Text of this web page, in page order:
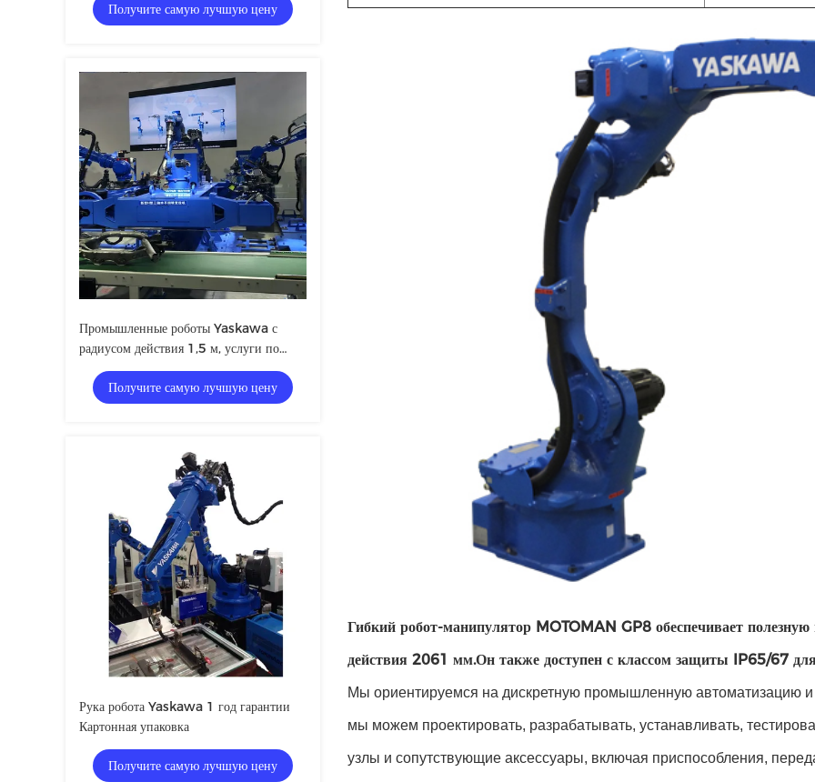
компонентов
Получите самую лучшую цену
Промышленные роботы Yaskawa с
радиусом действия 1,5 м, услуги по
вводу в эксплуатацию и обучению
Получите самую лучшую цену
Рука робота Yaskawa 1 год гарантии
Картонная упаковка
Получите самую лучшую цену
Гибкий робот-манипулятор MOTOMAN GP8 обеспечивает
действия 2061 мм.Он также доступен с классом защиты IP65/67
Мы ориентируемся на дискретную промышленную автоматизацию
мы можем проектировать, разрабатывать, устанавливать,
узлы и сопутствующие аксессуары, включая приспособления,